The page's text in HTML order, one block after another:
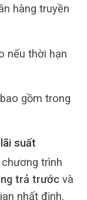
hàng truyền
nếu thời hạn
gồm trong
suất
trình
trả trước và
nhất định.